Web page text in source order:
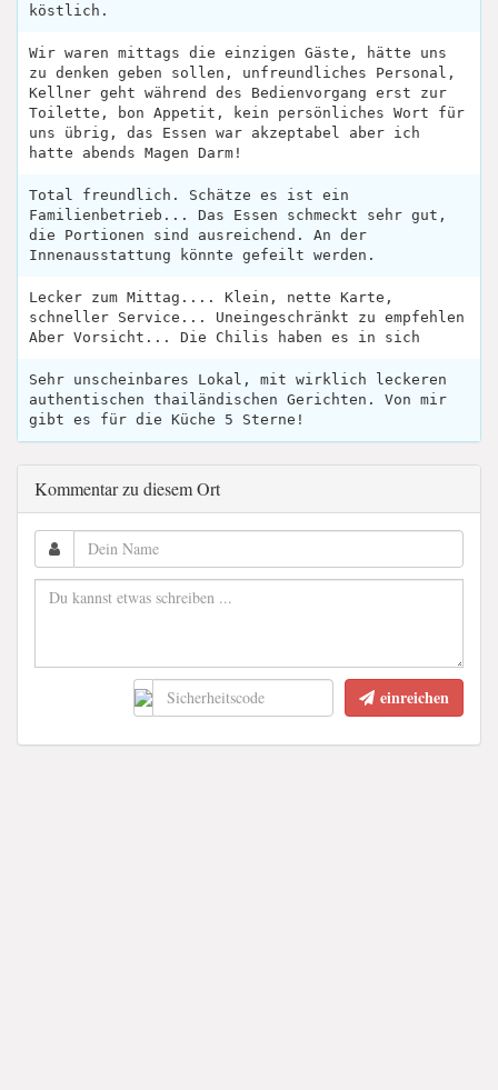
köstlich.
Wir waren mittags die einzigen Gäste, hätte uns
zu denken geben sollen, unfreundliches Personal,
Kellner geht während des Bedienvorgang erst zur
Toilette, bon Appetit, kein persönliches Wort für
uns übrig, das Essen war akzeptabel aber ich
hatte abends Magen Darm!
Total freundlich. Schätze es ist ein
Familienbetrieb... Das Essen schmeckt sehr gut,
die Portionen sind ausreichend. An der
Innenausstattung könnte gefeilt werden.
Lecker zum Mittag.... Klein, nette Karte,
schneller Service... Uneingeschränkt zu empfehlen
Aber Vorsicht... Die Chilis haben es in sich
Sehr unscheinbares Lokal, mit wirklich leckeren
authentischen thailändischen Gerichten. Von mir
gibt es für die Küche 5 Sterne!
Kommentar zu diesem Ort
einreichen